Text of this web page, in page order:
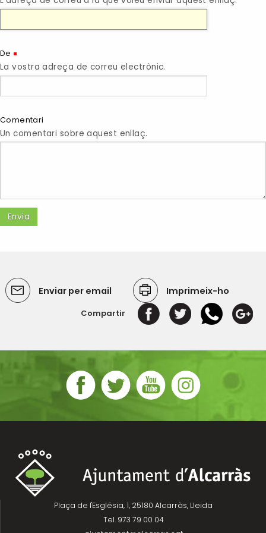
De
La vostra adreça de correu electrònic.
Comentari
Un comentari sobre aquest enllaç.
Enviar per email Imprimeix-ho
Compartir
Plaça de l'Església, 1, 25180 Alcarràs, Lleida
Tel. 973 79 00 04